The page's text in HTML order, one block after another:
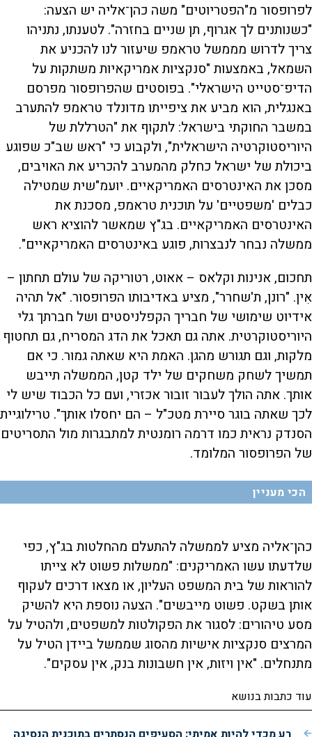
לפרופסור מ"הפטריוטים" משה כהן־אליה יש הצעה:
"כשנותנים לך אגרוף, תן שניים בחזרה". לטענתו, נתניהו
צריך לדרוש מממשל טראמפ שיעזור לנו להכניע את
השמאל, באמצעות "סנקציות אמריקאיות משתקות על
הדיפ־סטייט הישראלי". בפוסטים שהפרופסור מפרסם
באנגלית, הוא מביע את ציפייתו מדונלד טראמפ להתערב
במשבר החוקתי בישראל: לתקוף את "הטרללת של
היוריסטוקרטיה הישראלית", ולקבוע כי "ראש שב"כ שפוגע
ביכולת של ישראל כחלק מהמערב להכריע את האויבים,
מסכן את האינטרסים האמריקאיים. יועמ"שית שמטילה
כבלים 'משפטיים' על תוכנית טראמפ, מסכנת את
האינטרסים האמריקאיים. בג"ץ שמאשר להוציא ראש
ממשלה נבחר לנבצרות, פוגע באינטרסים האמריקאיים".
תחכום, אנינות וקלאס – אאוט, רטוריקה של עולם תחתון –
אִין. "רונן, ת'שחרר", מציע באדיבותו הפרופסור. "אל תהיה
אידיוט שימושי של חבריך הקפלניסטים ושל חברתך גלי
היוריסטוקרטית. אתה גם תאכל את הדג המסריח, גם תחטוף
מלקות, וגם תגורש מהגן. האמת היא שאתה גמור. כי אם
תמשיך לשחק משחקים של ילד קטן, הממשלה תייבש
אותך. אתה הולך לעבור זובור אכזרי, ועם כל הכבוד שיש לי
לכך שאתה בוגר סיירת מטכ"ל – הם יחסלו אותך". טרילוגיית
הסנדק נראית כמו דרמה רומנטית למתבגרות מול התסריטים
של הפרופסור המלומד.
הכי מעניין
כהן־אליה מציע לממשלה להתעלם מהחלטות בג"ץ, כפי
שלדעתו עשו האמריקנים: "ממשלות פשוט לא צייתו
להוראות של בית המשפט העליון, או מצאו דרכים לעקוף
אותן בשקט. פשוט מייבשים". הצעה נוספת היא להשיק
מסע טיהורים: לסגור את הפקולטות למשפטים, ולהטיל על
המרצים סנקציות אישיות מהסוג שממשל ביידן הטיל על
מתנחלים. "אין ויזות, אין חשבונות בנק, אין עסקים".
עוד כתבות בנושא